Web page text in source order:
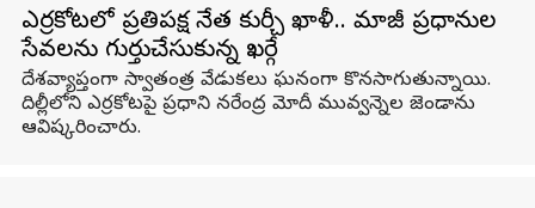
ఎర్రకోటలో ప్రతిపక్ష నేత కుర్చీ ఖాళీ.. మాజీ ప్రధానుల
సేవలను గుర్తుచేసుకున్న ఖర్గే
దేశవ్యాప్తంగా స్వాతంత్ర వేడుకలు ఘనంగా కొనసాగుతున్నాయి.
దిల్లీలోని ఎర్రకోటపై ప్రధాని నరేంద్ర మోదీ మువ్వన్నెల జెండాను
ఆవిష్కరించారు.